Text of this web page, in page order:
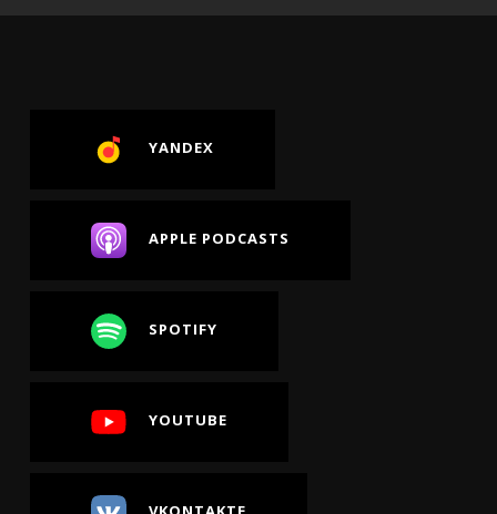
YANDEX
APPLE PODCASTS
SPOTIFY
YOUTUBE